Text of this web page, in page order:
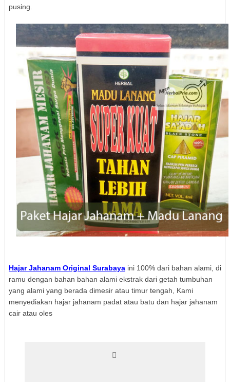
pusing.
Hajar Jahanam Original Surabaya ini 100% dari bahan alami, di
ramu dengan bahan bahan alami ekstrak dari getah tumbuhan
yang alami yang berada dimesir atau timur tengah, Kami
menyediakan hajar jahanam padat atau batu dan hajar jahanam
cair atau oles